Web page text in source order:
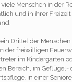
viele Menschen in der
und in ihrer Freizeit
Drittel der
der freiwilligen
im Kindergarten
Bereich, im Geflügel-
in einer